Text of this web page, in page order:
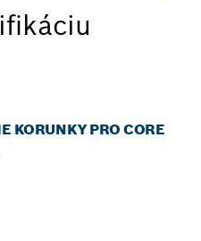
KORUNKY PRO CORE